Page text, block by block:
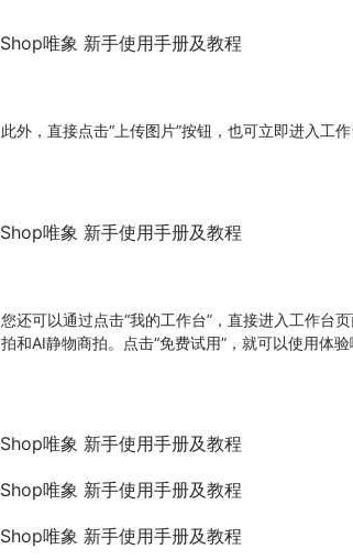
此外，直接点击“上传图片”按钮，也可立即进入工作
您还可以通过点击“我的工作台”，直接进入工作台
拍和AI静物商拍。点击“免费试用”，就可以使用体验